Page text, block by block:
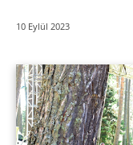
10 Eylül 2023